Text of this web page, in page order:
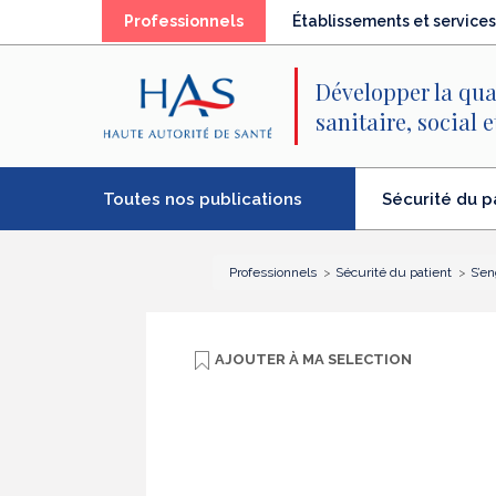
Professionnels(élémentÉtablissements et services
Développer la
sanitaire, social
Toutes nos publications Sécurité du
(élément
séléctionné)
Professionnels Sécurité du patient
AJOUTER À MA SELECTION